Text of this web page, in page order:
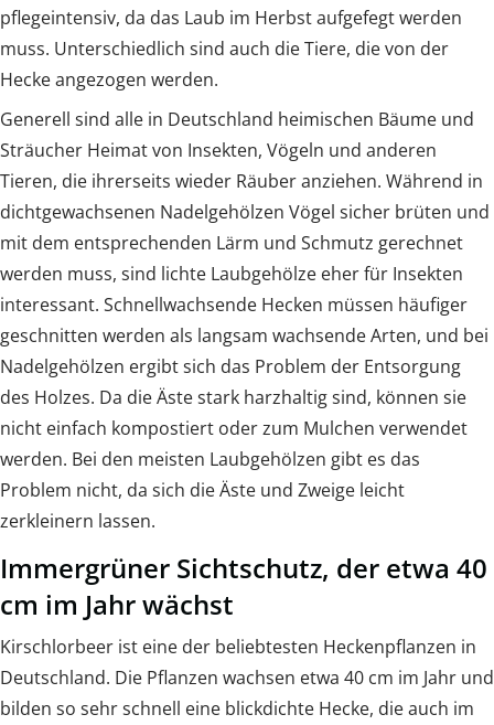
pflegeintensiv, da das Laub im Herbst aufgefegt werden
muss. Unterschiedlich sind auch die Tiere, die von der
Hecke angezogen werden.
Generell sind alle in Deutschland heimischen Bäume und
Sträucher Heimat von Insekten, Vögeln und anderen
Tieren, die ihrerseits wieder Räuber anziehen. Während in
dichtgewachsenen Nadelgehölzen Vögel sicher brüten und
mit dem entsprechenden Lärm und Schmutz gerechnet
werden muss, sind lichte Laubgehölze eher für Insekten
interessant. Schnellwachsende Hecken müssen häufiger
geschnitten werden als langsam wachsende Arten, und bei
Nadelgehölzen ergibt sich das Problem der Entsorgung
des Holzes. Da die Äste stark harzhaltig sind, können sie
nicht einfach kompostiert oder zum Mulchen verwendet
werden. Bei den meisten Laubgehölzen gibt es das
Problem nicht, da sich die Äste und Zweige leicht
zerkleinern lassen.
Immergrüner Sichtschutz, der etwa 40
cm im Jahr wächst
Kirschlorbeer ist eine der beliebtesten Heckenpflanzen in
Deutschland. Die Pflanzen wachsen etwa 40 cm im Jahr und
bilden so sehr schnell eine blickdichte Hecke, die auch im